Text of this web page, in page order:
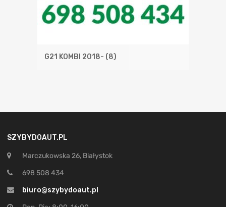
G21 KOMBI 2018- (8)
SZYBYDOAUT.PL
Marczukowska 26, Białystok
698 508 434
biuro@szybydoaut.pl